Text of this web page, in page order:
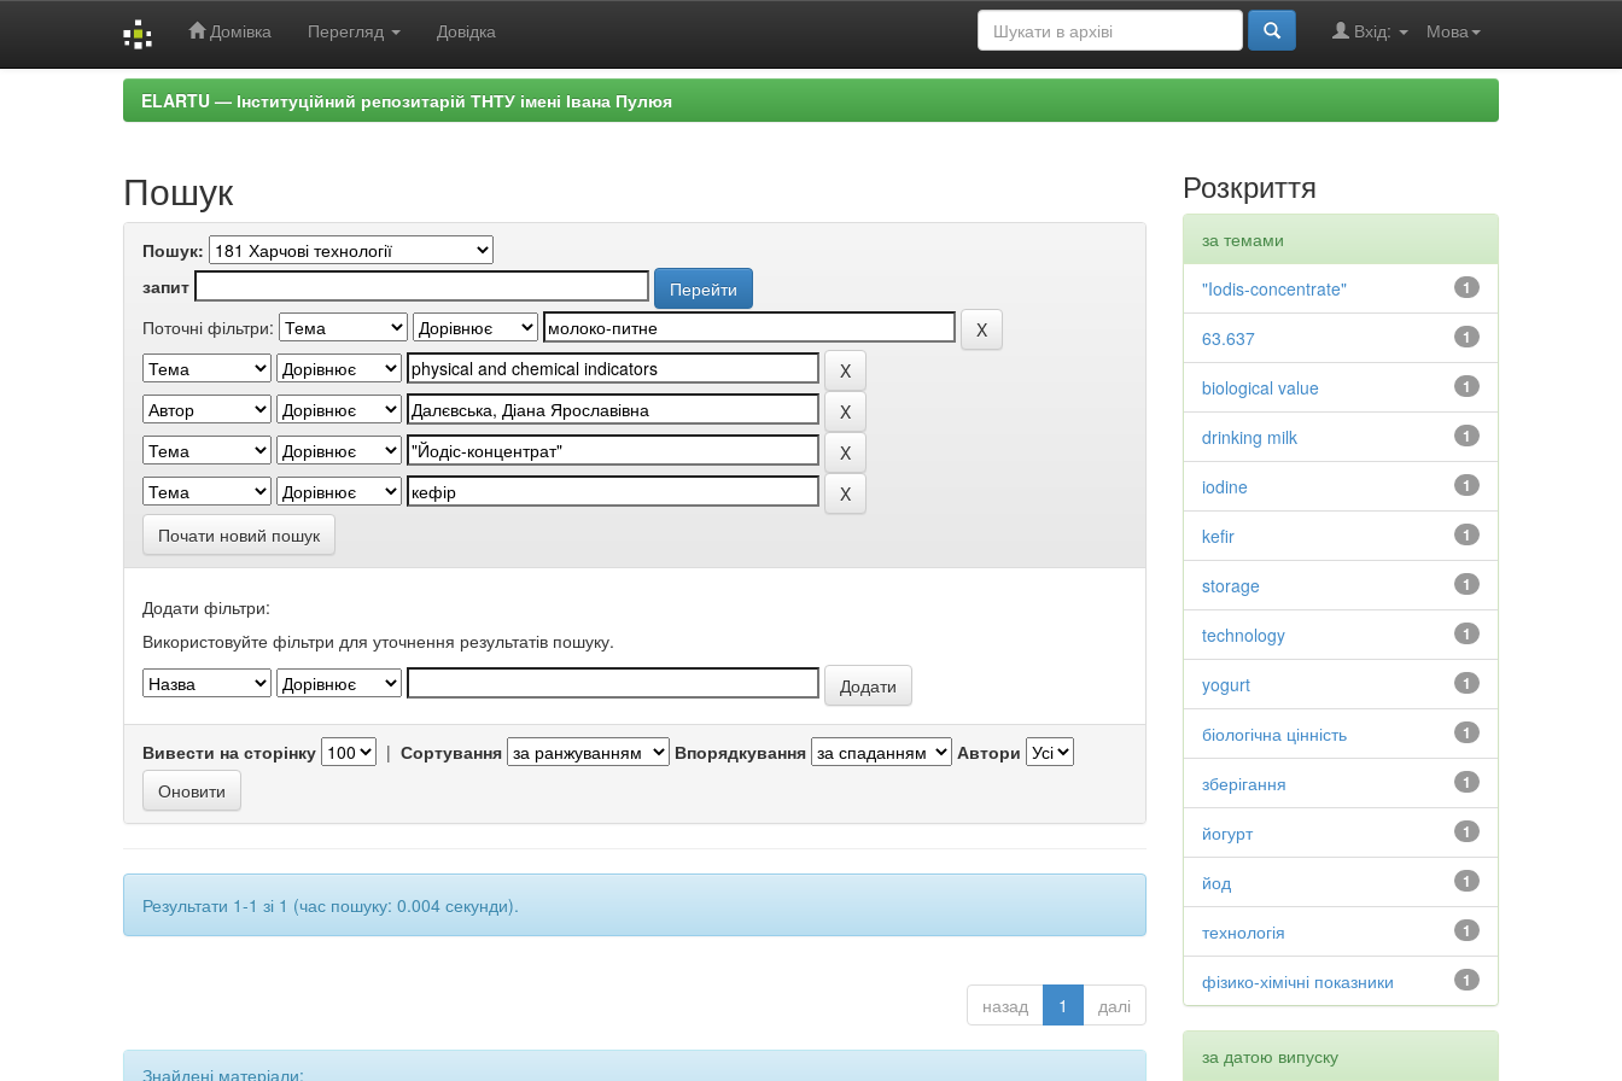
Домівка Перегляд Довідка Мова
Вхід:
ELARTU — Інституційний репозитарій ТНТУ імені Івана Пулюя
Пошук
Пошук:
запит
Поточні фільтри:
Почати новий пошук
Додати фільтри:
Використовуйте фільтри для уточнення результатів пошуку.
Вивести на сторінку | Сортування Впорядкування Автори
Результати 1-1 зі 1 (час пошуку: 0.004 секунди).
назад 1 далі
Знайдені матеріали:
Розкриття
за темами
1
"Iodis-concentrate"
1
63.637
1
biological value
1
drinking milk
1
iodine
1
kefir
1
storage
1
technology
1
yogurt
1
біологічна цінність
1
зберігання
1
йогурт
1
йод
1
технологія
1
фізико-хімічні показники
за датою випуску